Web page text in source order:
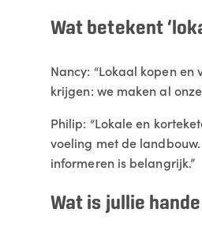
Wat betekent
Nancy: “Lokaal kopen
krijgen: we maken al
Philip: “Lokale en
voeling met de
informeren is belangrijk.”
Wat is jullie